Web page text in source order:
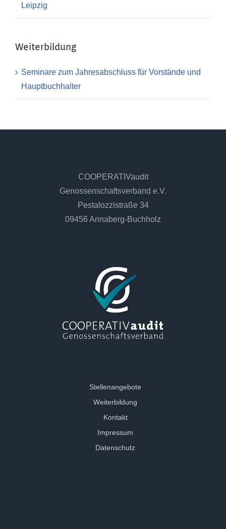
Leipzig
Weiterbildung
Seminare zum Jahresabschluss für Vorstände und
Hauptbuchhalter
COOPERATIVaudit
Genossenschaftsverband e.V.
Pestalozzistraße 34
09456 Annaberg-Buchholz
Stellenangebote
Weiterbildung
Kontakt
Impressum
Datenschutz